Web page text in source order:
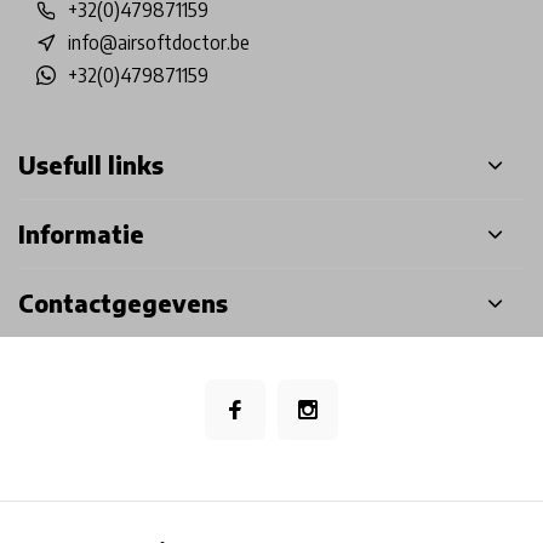
+32(0)479871159
info@airsoftdoctor.be
+32(0)479871159
Usefull links
Informatie
Contactgegevens